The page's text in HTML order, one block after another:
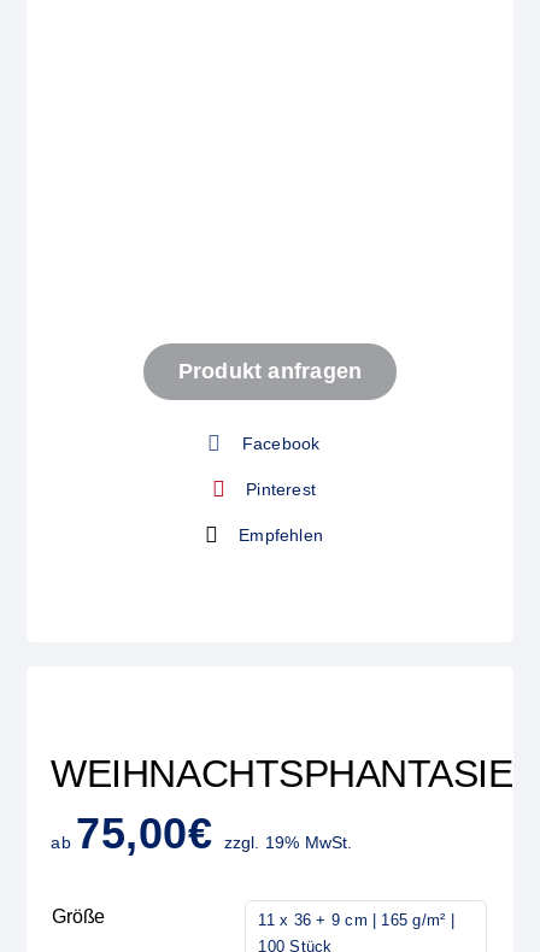
Produkt anfragen
Facebook
Pinterest
Empfehlen
WEIHNACHTSPHANTASIE
ab 75,00€ zzgl. 19% MwSt.
Größe
11 x 36 + 9 cm | 165 g/m² |
100 Stück